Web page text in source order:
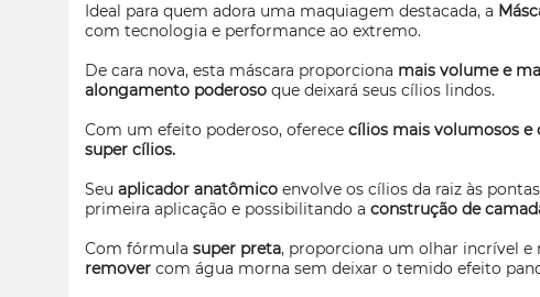
Ideal para quem adora uma maquiagem destacada, a
com tecnologia e performance ao extremo.
De cara nova, esta máscara proporciona mais volume e
alongamento poderoso que deixará seus cílios lindos.
Com um efeito poderoso, oferece cílios mais volumosos e
super cílios.
Seu aplicador anatômico envolve os cílios da raiz às
primeira aplicação e possibilitando a construção de
Com fórmula super preta, proporciona um olhar incrível e
remover com água morna sem deixar o temido efeito